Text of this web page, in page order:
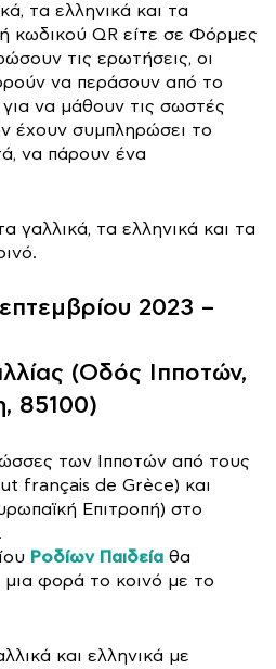
τα ελληνικά και τα
κωδικού QR είτε σε Φόρμες
τις ερωτήσεις, οι
να περάσουν από το
για να μάθουν τις σωστές
έχουν συμπληρώσει το
να πάρουν ένα
γαλλικά, τα ελληνικά και τα
2023 –
(Οδός Ιπποτών,
85100)
των Ιπποτών από τους
français de Grèce) και
Επιτροπή) στο
.
Ροδίων Παιδεία θα
φορά το κοινό με το
και ελληνικά με